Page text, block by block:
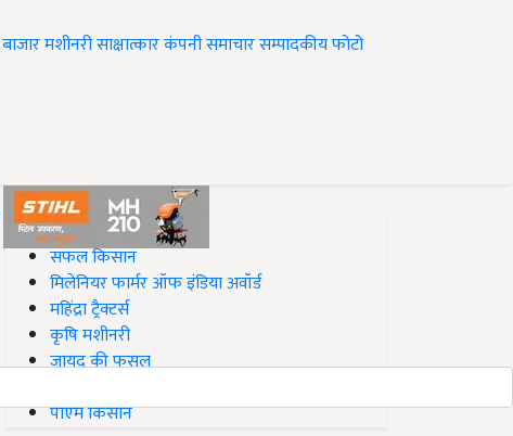
बाजारमशीनरीसाक्षात्कारकंपनी समाचारसम्पादकीयफोटो
#Top on Krishi Jagran
सफल किसान
मिलेनियर फार्मर ऑफ इंडिया अवॉर्ड
महिंद्रा ट्रैक्टर्स
कृषि मशीनरी
जायद की फसल
पीएम किसान